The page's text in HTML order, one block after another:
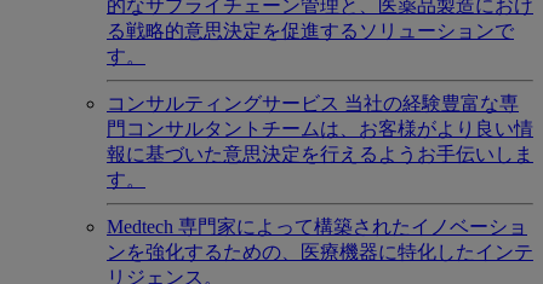
的なサプライチェーン管理と、医薬品製造におけ
る戦略的意思決定を促進するソリューションで
す。
コンサルティングサービス 当社の経験豊富な専
門コンサルタントチームは、お客様がより良い情
報に基づいた意思決定を行えるようお手伝いしま
す。
Medtech 専門家によって構築されたイノベーショ
ンを強化するための、医療機器に特化したインテ
リジェンス。